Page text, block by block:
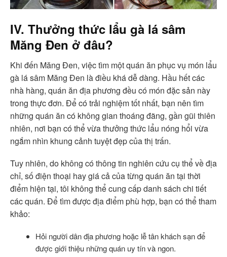
IV. Thưởng thức lẩu gà lá sâm
Măng Đen ở đâu?
Khi đến Măng Đen, việc tìm một quán ăn phục vụ món lẩu
gà lá sâm Măng Đen là điều khá dễ dàng. Hầu hết các
nhà hàng, quán ăn địa phương đều có món đặc sản này
trong thực đơn. Để có trải nghiệm tốt nhất, bạn nên tìm
những quán ăn có không gian thoáng đãng, gần gũi thiên
nhiên, nơi bạn có thể vừa thưởng thức lẩu nóng hổi vừa
ngắm nhìn khung cảnh tuyệt đẹp của thị trấn.
Tuy nhiên, do không có thông tin nghiên cứu cụ thể về địa
chỉ, số điện thoại hay giá cả của từng quán ăn tại thời
điểm hiện tại, tôi không thể cung cấp danh sách chi tiết
các quán. Để tìm được địa điểm phù hợp, bạn có thể tham
khảo:
Hỏi người dân địa phương hoặc lễ tân khách sạn để
được giới thiệu những quán uy tín và ngon.